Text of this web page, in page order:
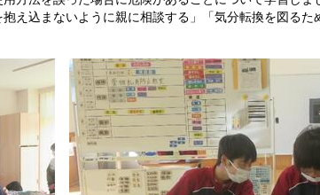
え込まないように親に相談する」「気分転換を図る